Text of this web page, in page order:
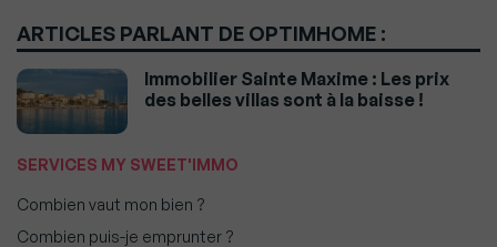
ARTICLES PARLANT DE OPTIMHOME :
Immobilier Sainte Maxime : Les prix
des belles villas sont à la baisse !
SERVICES MY SWEET'IMMO
Combien vaut mon bien ?
Combien puis-je emprunter ?